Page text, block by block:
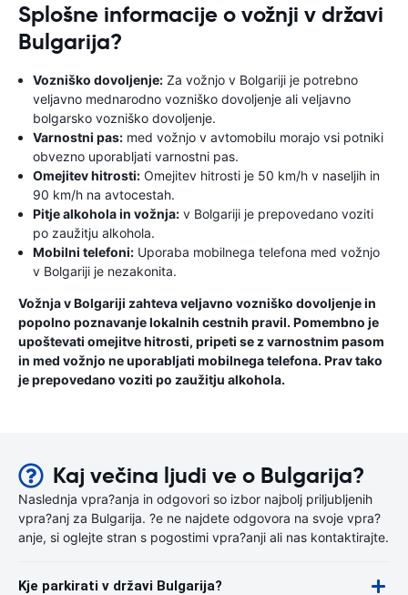
Splošne informacije o vožnji v državi
Bulgarija?
Vozniško dovoljenje: Za vožnjo v Bolgariji je potrebno
veljavno mednarodno vozniško dovoljenje ali veljavno
bolgarsko vozniško dovoljenje.
Varnostni pas: med vožnjo v avtomobilu morajo vsi potniki
obvezno uporabljati varnostni pas.
Omejitev hitrosti: Omejitev hitrosti je 50 km/h v naseljih in
90 km/h na avtocestah.
Pitje alkohola in vožnja: v Bolgariji je prepovedano voziti
po zaužitju alkohola.
Mobilni telefoni: Uporaba mobilnega telefona med vožnjo
v Bolgariji je nezakonita.
Vožnja v Bolgariji zahteva veljavno vozniško dovoljenje in
popolno poznavanje lokalnih cestnih pravil. Pomembno je
upoštevati omejitve hitrosti, pripeti se z varnostnim pasom
in med vožnjo ne uporabljati mobilnega telefona. Prav tako
je prepovedano voziti po zaužitju alkohola.
Kaj večina ljudi ve o Bulgarija?
Naslednja vpra?anja in odgovori so izbor najbolj priljubljenih
vpra?anj za Bulgarija. ?e ne najdete odgovora na svoje vpra?
anje, si oglejte stran s pogostimi vpra?anji ali nas kontaktirajte.
Kje parkirati v državi Bulgarija?